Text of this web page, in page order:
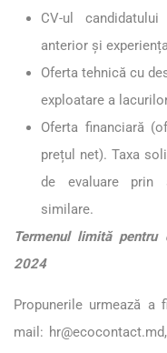
CV-ul
anterior și
Oferta tehnică cu
exploatare a
Oferta financiară
prețul net). Taxa
de evaluare prin
similare.
Termenul limită pentru
2024
Propunerile urmează a
mail: hr@ecocontact.md